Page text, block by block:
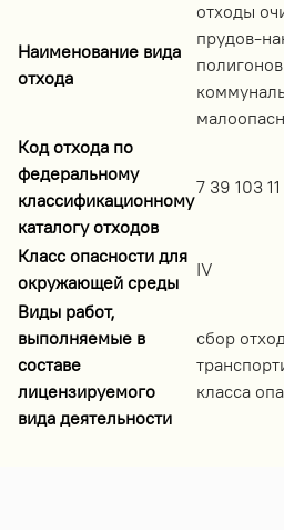
Наименование вида
отхода
отходы
прудов-
Код отхода по
федеральному
классификационному
каталогу отходов
7 39 103
Класс опасности для
окружающей среды
IV
Виды работ,
выполняемые в
составе
лицензируемого
вида деятельности
сбор
класса